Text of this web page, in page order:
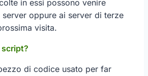
in essi possono venire
oppure ai server di terze
visita.
script?
di codice usato per far